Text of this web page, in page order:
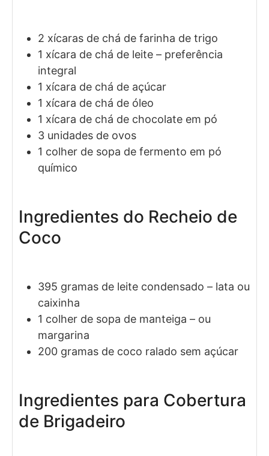
2 xícaras de chá de farinha de trigo
1 xícara de chá de leite – preferência
integral
1 xícara de chá de açúcar
1 xícara de chá de óleo
1 xícara de chá de chocolate em pó
3 unidades de ovos
1 colher de sopa de fermento em pó
químico
Ingredientes do Recheio de
Coco
395 gramas de leite condensado – lata ou
caixinha
1 colher de sopa de manteiga – ou
margarina
200 gramas de coco ralado sem açúcar
Ingredientes para Cobertura
de Brigadeiro